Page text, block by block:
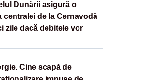
Dunării asigură o
centralei de la Cernavodă
zile dacă debitele vor
Cine scapă de